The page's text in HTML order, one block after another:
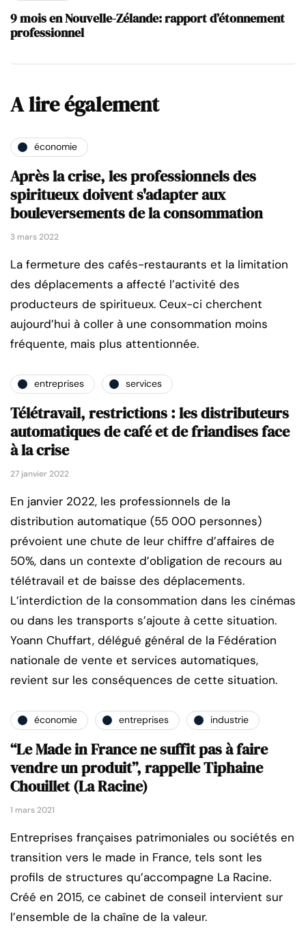
9 mois en Nouvelle-Zélande: rapport d’étonnement
professionnel
A lire également
économie
Après la crise, les professionnels des
spiritueux doivent s'adapter aux
bouleversements de la consommation
3 mars 2022
La fermeture des cafés-restaurants et la limitation
des déplacements a affecté l’activité des
producteurs de spiritueux. Ceux-ci cherchent
aujourd’hui à coller à une consommation moins
fréquente, mais plus attentionnée.
entreprises services
Télétravail, restrictions : les distributeurs
automatiques de café et de friandises face
à la crise
27 janvier 2022
En janvier 2022, les professionnels de la
distribution automatique (55 000 personnes)
prévoient une chute de leur chiffre d’affaires de
50%, dans un contexte d’obligation de recours au
télétravail et de baisse des déplacements.
L’interdiction de la consommation dans les cinémas
ou dans les transports s’ajoute à cette situation.
Yoann Chuffart, délégué général de la Fédération
nationale de vente et services automatiques,
revient sur les conséquences de cette situation.
économie entreprises industrie
“Le Made in France ne suffit pas à faire
vendre un produit”, rappelle Tiphaine
Chouillet (La Racine)
1 mars 2021
Entreprises françaises patrimoniales ou sociétés en
transition vers le made in France, tels sont les
profils de structures qu’accompagne La Racine.
Créé en 2015, ce cabinet de conseil intervient sur
l’ensemble de la chaîne de la valeur.